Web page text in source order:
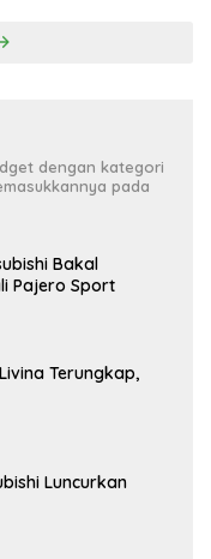
dengan kategori
pada
Bakal
Pajero Sport
Terungkap,
Luncurkan